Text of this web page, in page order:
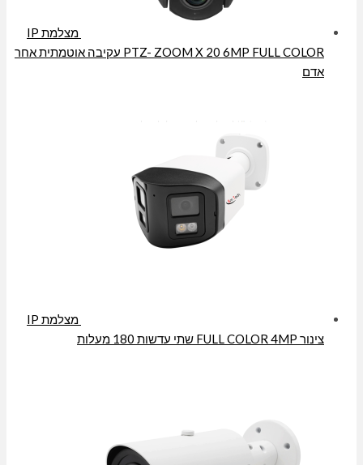
מצלמת IP
PTZ- ZOOM X 20 6MP FULL COLOR עקיבה אוטמתית אחר
אדם
מצלמת IP
צינור FULL COLOR 4MP שתי עדשות 180 מעלות